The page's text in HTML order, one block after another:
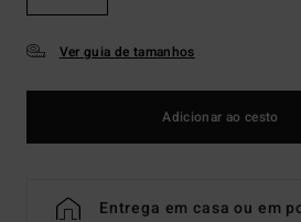
Ver guia de tamanhos
Adicionar ao cesto
Entrega em casa ou em